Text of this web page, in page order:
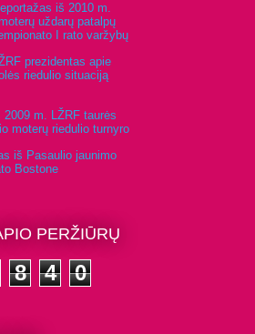
iš 2010 m.
uždarų patalpų
I rato varžybų
prezidentas apie
riedulio situaciją
2009 m. LŽRF taurės
moterų riedulio turnyro
iš Pasaulio jaunimo
Bostone
PERŽIŪRŲ
8 4
0